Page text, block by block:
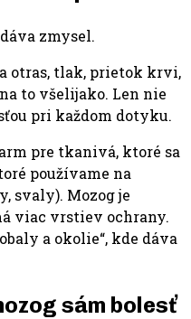
zmysel.
otras, tlak, prietok krvi,
to všelijako. Len nie
pri každom dotyku.
pre tkanivá, ktoré sa
používame na
svaly). Mozog je
viac vrstiev ochrany.
a okolie“, kde dáva
sám bolesť